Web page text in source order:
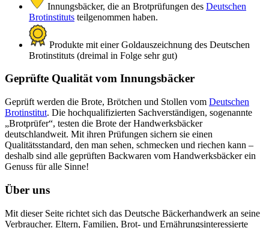
Innungsbäcker, die an Brotprüfungen des Deutschen
Brotinstituts teilgenommen haben.
Produkte mit einer Goldauszeichnung des Deutschen
Brotinstituts (dreimal in Folge sehr gut)
Geprüfte Qualität vom Innungsbäcker
Geprüft werden die Brote, Brötchen und Stollen vom Deutschen
Brotinstitut. Die hochqualifizierten Sachverständigen, sogenannte
„Brotprüfer“, testen die Brote der Handwerksbäcker
deutschlandweit. Mit ihren Prüfungen sichern sie einen
Qualitätsstandard, den man sehen, schmecken und riechen kann –
deshalb sind alle geprüften Backwaren vom Handwerksbäcker ein
Genuss für alle Sinne!
Über uns
Mit dieser Seite richtet sich das Deutsche Bäckerhandwerk an seine
Verbraucher. Eltern, Familien, Brot- und Ernährungsinteressierte